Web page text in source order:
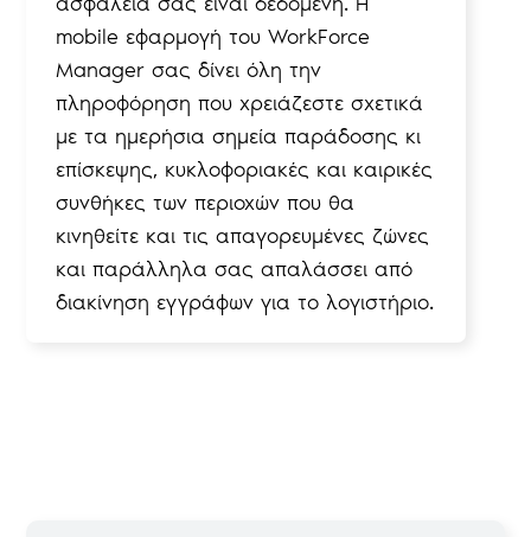
mobile εφαρμογή του WorkForce
Manager σας δίνει όλη την
πληροφόρηση που χρειάζεστε σχετικά
με τα ημερήσια σημεία παράδοσης κι
επίσκεψης, κυκλοφοριακές και καιρικές
συνθήκες των περιοχών που θα
κινηθείτε και τις απαγορευμένες ζώνες
και παράλληλα σας απαλάσσει από
διακίνηση εγγράφων για το λογιστήριο.